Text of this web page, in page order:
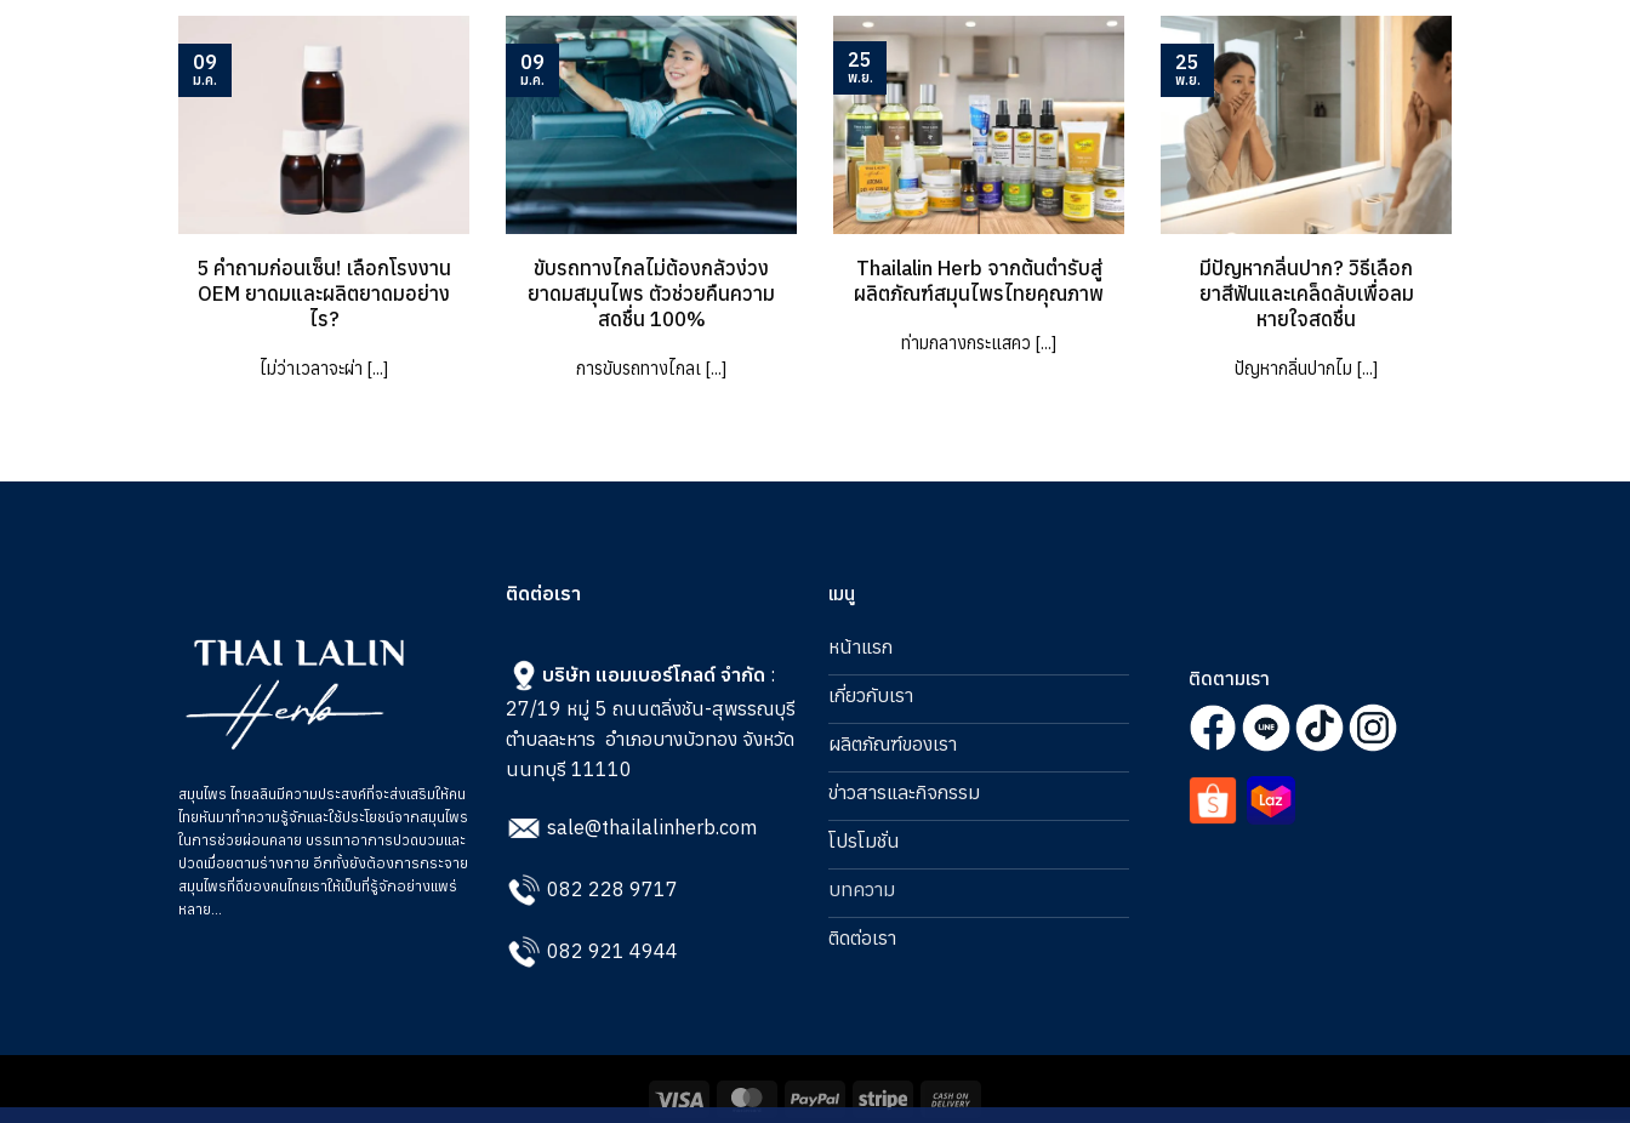
5 คำถามก่อนเซ็น! เลือกโรงงาน
OEM ยาดมและผลิตยาดมอย่าง
ไร?
ไม่ว่าเวลาจะผ่า [...]
09
ม.ค.
ขับรถทางไกลไม่ต้องกลัวง่วง
ยาดมสมุนไพร ตัวช่วยคืนความ
สดชื่น 100%
การขับรถทางไกลเ [...]
09
ม.ค.
Thailalin Herb จากต้นตำรับสู่
ผลิตภัณฑ์สมุนไพรไทยคุณภาพ
ท่ามกลางกระแสคว [...]
25
พ.ย.
มีปัญหากลิ่นปาก? วิธีเลือก
ยาสีฟันและเคล็ดลับเพื่อลม
หายใจสดชื่น
ปัญหากลิ่นปากไม [...]
25
พ.ย.
สมุนไพร ไทยลลินมีความประสงค์ที่จะส่งเสริมให้คน
ไทยหันมาทำความรู้จักและใช้ประโยชน์จากสมุนไพร
ในการช่วยผ่อนคลาย บรรเทาอาการปวดบวมและ
ปวดเมื่อยตามร่างกาย อีกทั้งยังต้องการกระจาย
สมุนไพรที่ดีของคนไทยเราให้เป็นที่รู้จักอย่างแพร่
หลาย...
ติดต่อเรา
บริษัท แอมเบอร์โกลด์ จำกัด :
27/19 หมู่ 5 ถนนตลิ่งชัน-สุพรรณบุรี
ตำบลละหาร อำเภอบางบัวทอง จังหวัด
นนทบุรี 11110
sale@thailalinherb.com
082 228 9717
082 921 4944
เมนู
หน้าแรก
เกี่ยวกับเรา
ผลิตภัณฑ์ของเรา
ข่าวสารและกิจกรรม
โปรโมชั่น
บทความ
ติดต่อเรา
ติดตามเรา
Visa MasterCardPayPal Stripe